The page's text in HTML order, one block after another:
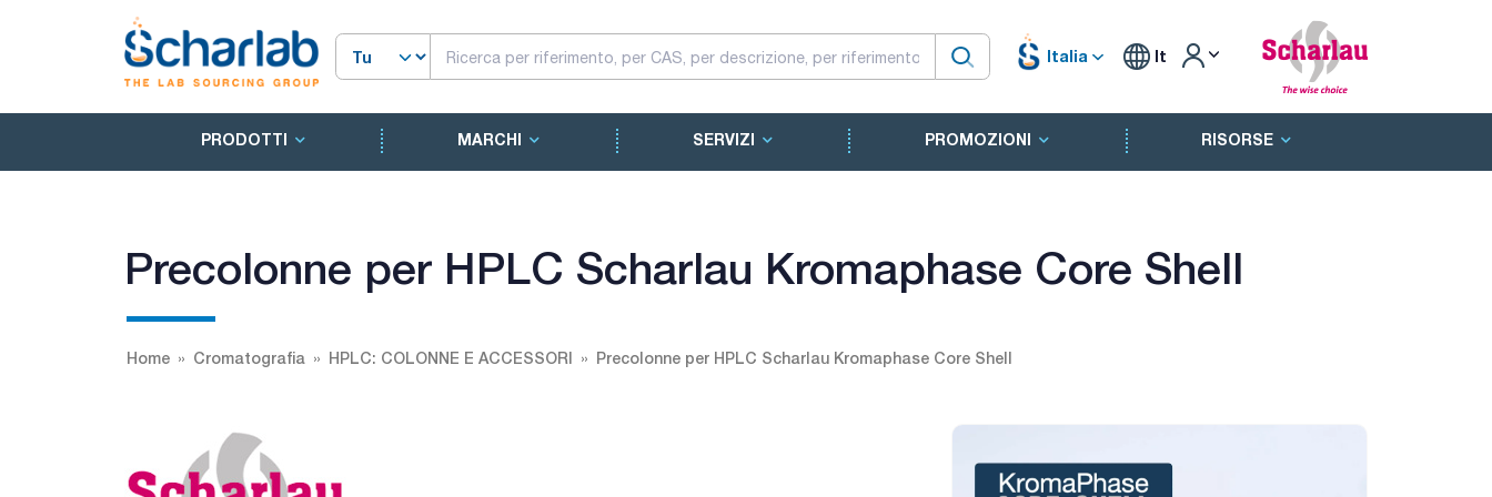
Italia It
PRODOTTI MARCHI SERVIZI PROMOZIONI RISORSE
Precolonne per HPLC Scharlau Kromaphase Core Shell
Home Cromatografia HPLC: COLONNE E ACCESSORI Precolonne per HPLC Scharlau Kromaphase Core Shell